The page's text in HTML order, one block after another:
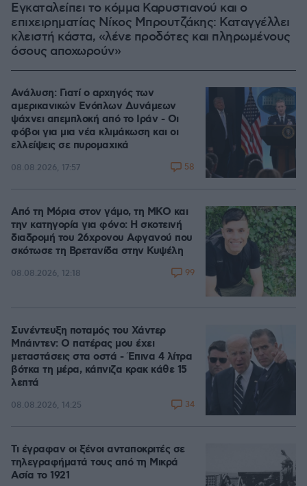
Εγκαταλείπει το κόμμα Καρυστιανού και ο
επιχειρηματίας Νίκος Μπρουτζάκης: Καταγγέλλει
κλειστή κάστα, «λένε προδότες και πληρωμένους
όσους αποχωρούν»
Ανάλυση: Γιατί ο αρχηγός των
αμερικανικών Ενόπλων Δυνάμεων
ψάχνει απεμπλοκή από το Ιράν - Οι
φόβοι για μια νέα κλιμάκωση και οι
ελλείψεις σε πυρομαχικά
08.08.2026, 17:57 58
Από τη Μόρια στον γάμο, τη ΜΚΟ και
την κατηγορία για φόνο: Η σκοτεινή
διαδρομή του 26χρονου Αφγανού που
σκότωσε τη Βρετανίδα στην Κυψέλη
08.08.2026, 12:18 99
Συνέντευξη ποταμός του Χάντερ
Μπάιντεν: Ο πατέρας μου έχει
μεταστάσεις στα οστά - Έπινα 4 λίτρα
βότκα τη μέρα, κάπνιζα κρακ κάθε 15
λεπτά
08.08.2026, 14:25 34
Τι έγραφαν οι ξένοι ανταποκριτές σε
τηλεγραφήματά τους από τη Μικρά
Ασία το 1921